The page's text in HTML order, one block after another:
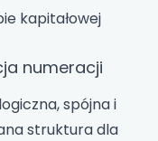
kapitałowej
numeracji
spójna i
struktura dla